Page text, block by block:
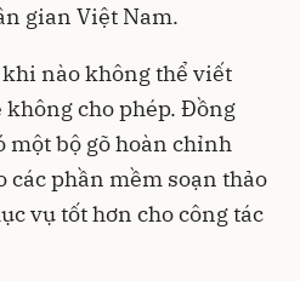
gian Việt Nam.
nào không thể viết
cho phép. Đồng
một bộ gõ hoàn chỉnh
các phần mềm soạn thảo
vụ tốt hơn cho công tác